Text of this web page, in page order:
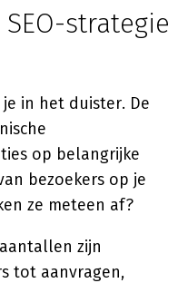
strategie
in het duister. De
op belangrijke
bezoekers op je
ze meteen af?
zijn
tot aanvragen,